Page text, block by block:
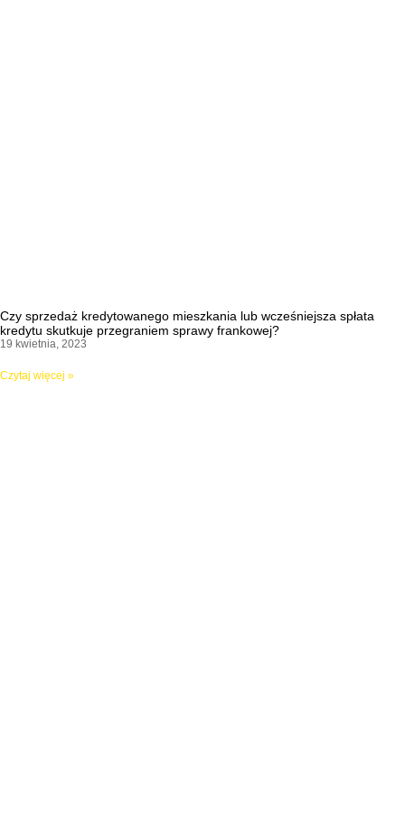
Czy sprzedaż kredytowanego mieszkania lub wcześniejsza spłata
kredytu skutkuje przegraniem sprawy frankowej?
19 kwietnia, 2023
Czytaj więcej »